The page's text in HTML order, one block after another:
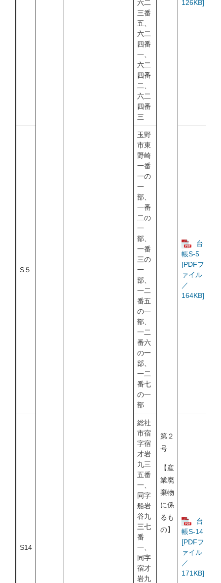
第２
号
【産
業廃
棄物
に係
るも
の】
六二
三番
五、
六二
四番
一、
六二
四番
二、
六二
四番
三
126KB]
S５
玉野
市東
野崎
一番
一の
一
部、
一番
二の
一
部、
一番
三の
一
部、
一二
番五
の一
部、
一二
番六
の一
部、
一二
番七
の一
部
台
帳S-5
[PDFフ
ァイル
／
164KB]
S14
総社
市宿
字宿
才岩
九三
五番
一、
同字
船岩
谷九
三七
番
一、
同字
宿才
岩九
台
帳S-14
[PDFフ
ァイル
／
171KB]